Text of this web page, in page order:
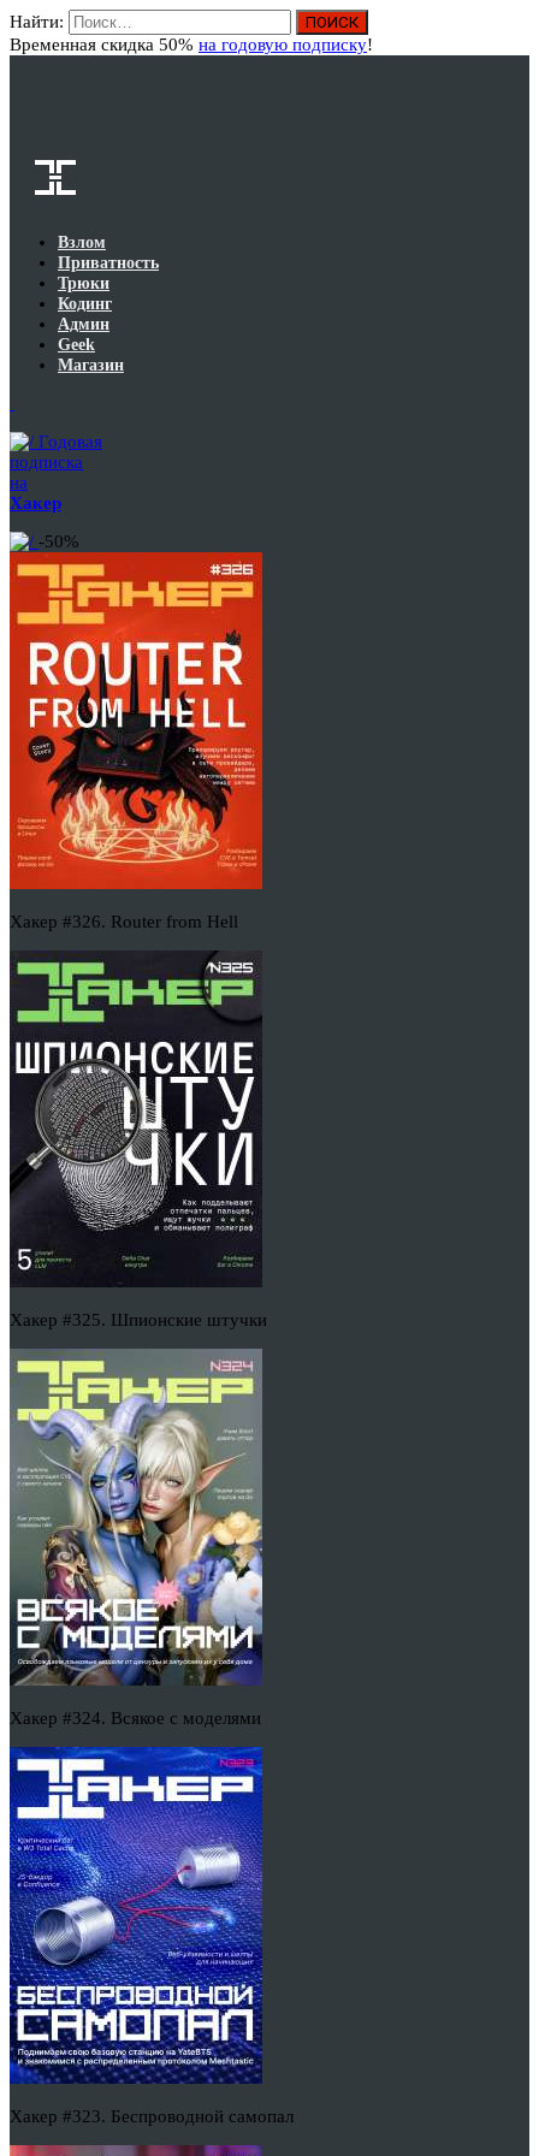
Найти:
Временная скидка 50% на годовую подписку!
Взлом
Приватность
Трюки
Кодинг
Админ
Geek
Магазин
Годовая
подписка
на
Хакер
-50%
Хакер #326. Router from Hell
Хакер #325. Шпионские штучки
Хакер #324. Всякое с моделями
Хакер #323. Беспроводной самопал